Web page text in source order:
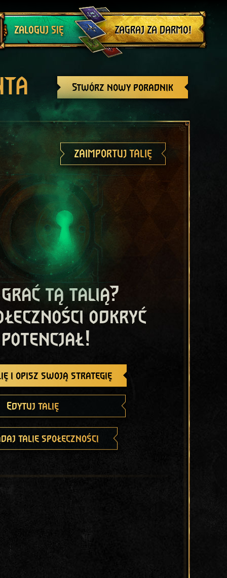
ZALOGUJ SIĘ
Wyloguj się
ZAGRAJ ZA DARMO!
Stwórz nowy poradnik
ZAIMPORTUJ TALIĘ
grać tą talią?
odkryć
i opisz swoją strategię
Edytuj talię
talie społeczności